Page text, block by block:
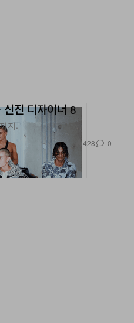
신진 디자이너 8
지.
428 0